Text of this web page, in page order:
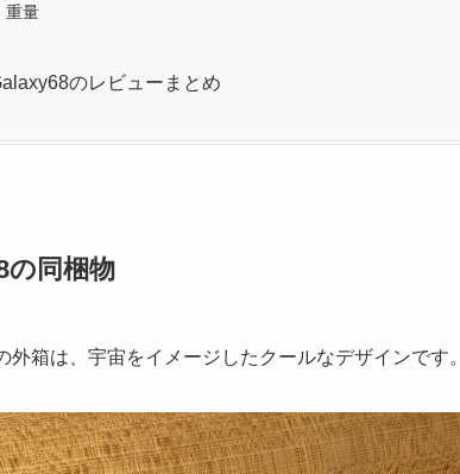
重量
のレビューまとめ
の同梱物
外箱は、宇宙をイメージしたクールなデザインです。